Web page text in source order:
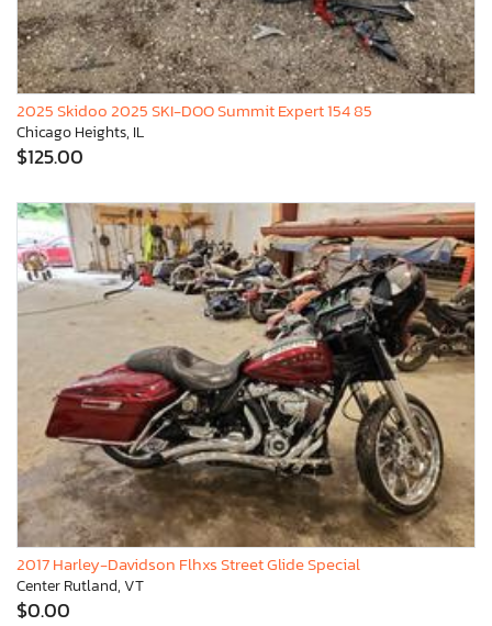
2025 Skidoo 2025 SKI-DOO Summit Expert 154 85
Chicago Heights, IL
$125.00
2017 Harley-Davidson Flhxs Street Glide Special
Center Rutland, VT
$0.00